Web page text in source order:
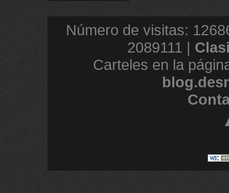
Número de visitas:
2089111 |
Carteles en la